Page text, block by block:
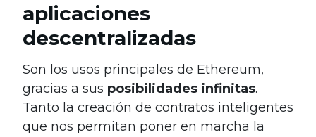
aplicaciones
descentralizadas
Son los usos principales de Ethereum,
gracias a sus posibilidades infinitas.
Tanto la creación de contratos inteligentes
que nos permitan poner en marcha la